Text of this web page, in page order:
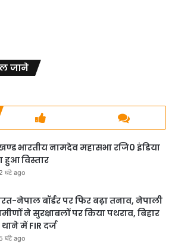
जाने
भारतीय नामदेव महासभा रजि0 इंडिया
हुआ विस्तार
2 घंटे ago
नेपाल बॉर्डर पर फिर बढ़ा तनाव, नेपाली
ने सुरक्षाबलों पर किया पथराव, बिहार
में FIR दर्ज
5 घंटे ago